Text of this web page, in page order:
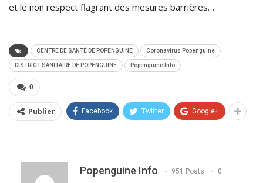
et le non respect flagrant des mesures barrières…
CENTRE DE SANTÉ DE POPENGUINE Coronavirus Popenguine
DISTRICT SANITAIRE DE POPENGUINE Popenguine Info
0
Publier Facebook Twitter Google+
Popenguine Info 951 Posts 0